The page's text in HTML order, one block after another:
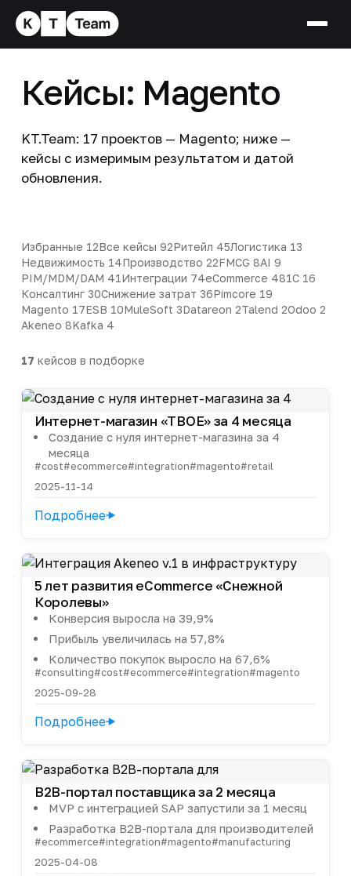
Кейсы: Magento
KT.Team: 17 проектов — Magento; ниже —
кейсы с измеримым результатом и датой
обновления.
Избранные 12Все кейсы 92Ритейл 45Логистика 13
Недвижимость 14Производство 22FMCG 8AI 9
PIM/MDM/DAM 41Интеграции 74eCommerce 481С 16
Консалтинг 30Снижение затрат 36Pimcore 19
Magento 17ESB 10MuleSoft 3Datareon 2Talend 2Odoo 2
Akeneo 8Kafka 4
17 кейсов в подборке
Интернет-магазин «ТВОЕ» за 4 месяца
Создание с нуля интернет-магазина за 4
месяца
#cost#ecommerce#integration#magento#retail
2025-11-14
Подробнее
5 лет развития eCommerce «Снежной
Королевы»
Конверсия выросла на 39,9%
Прибыль увеличилась на 57,8%
Количество покупок выросло на 67,6%
#consulting#cost#ecommerce#integration#magento
2025-09-28
Подробнее
B2B-портал поставщика за 2 месяца
MVP с интеграцией SAP запустили за 1 месяц
Разработка B2B-портала для производителей
#ecommerce#integration#magento#manufacturing
2025-04-08